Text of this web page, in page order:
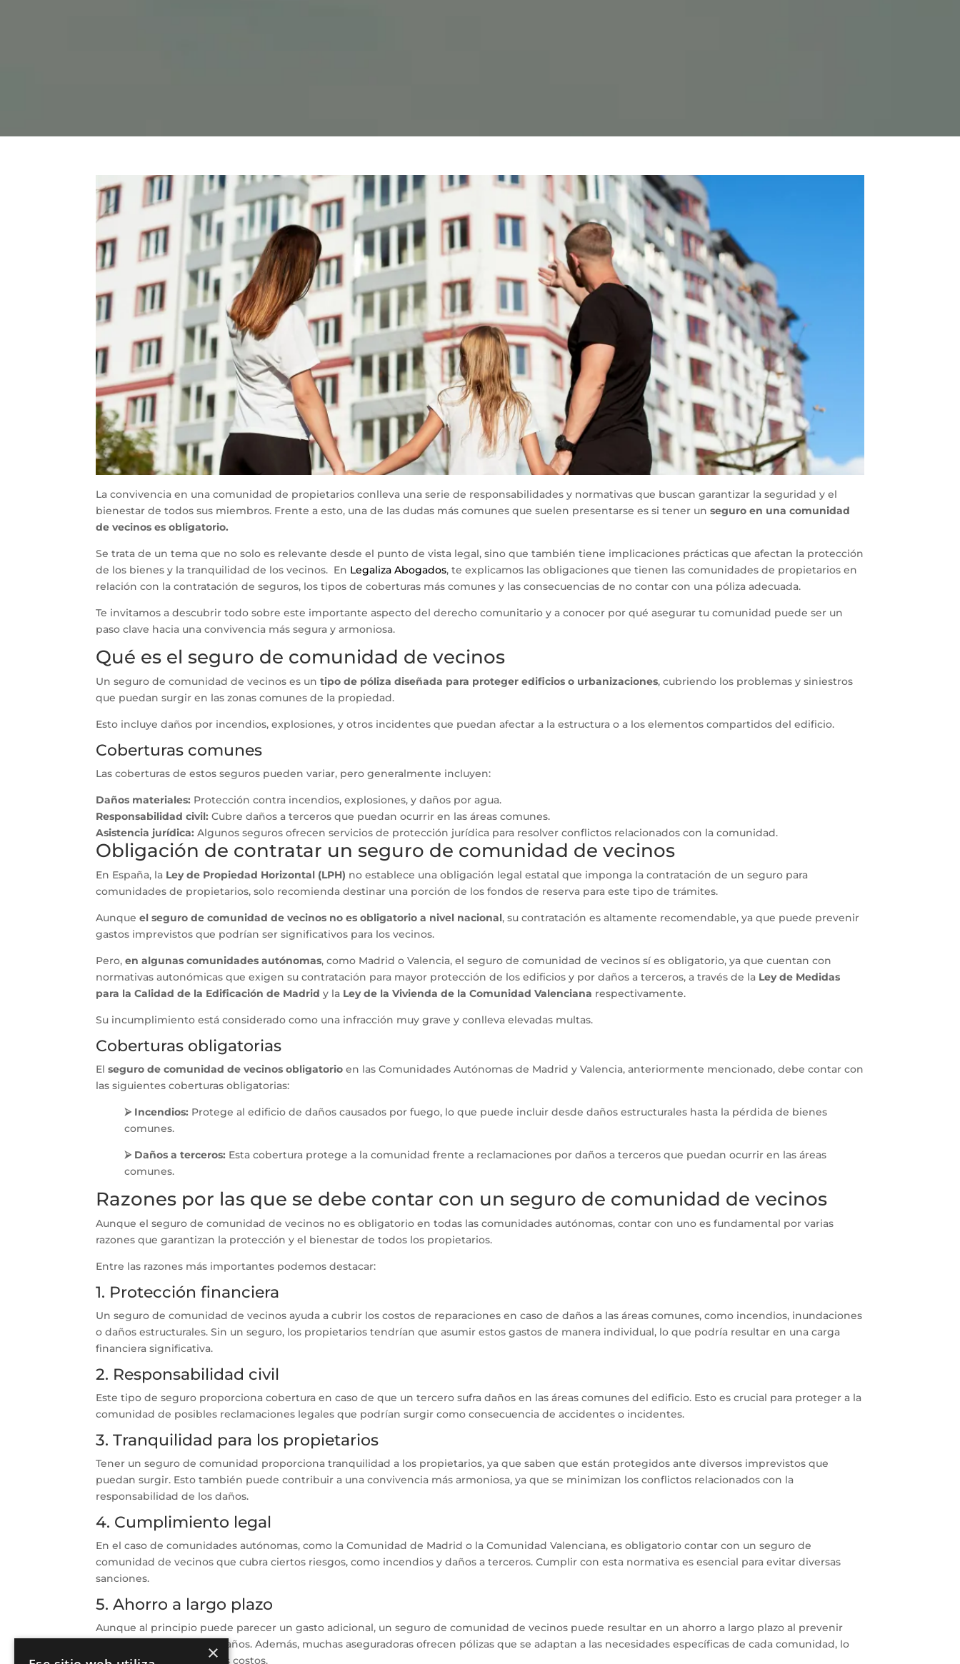
La convivencia en una comunidad de propietarios conlleva una serie de responsabilidades y normativas que buscan garantizar la seguridad y el
bienestar de todos sus miembros. Frente a esto, una de las dudas más comunes que suelen presentarse es si tener unseguro en una comunidad
de vecinos es obligatorio.
Se trata de un tema que no solo es relevante desde el punto de vista legal, sino que también tiene implicaciones prácticas que afectan la protección
de los bienes y la tranquilidad de los vecinos. En Legaliza Abogados, te explicamos las obligaciones que tienen las comunidades de propietarios en
relación con la contratación de seguros, los tipos de coberturas más comunes y las consecuencias de no contar con una póliza adecuada.
Te invitamos a descubrir todo sobre este importante aspecto del derecho comunitario y a conocer por qué asegurar tu comunidad puede ser un
paso clave hacia una convivencia más segura y armoniosa.
Qué es el seguro de comunidad de vecinos
Un seguro de comunidad de vecinos es untipo de póliza diseñada para proteger edificios o urbanizaciones, cubriendo los problemas y siniestros
que puedan surgir en las zonas comunes de la propiedad.
Esto incluye daños por incendios, explosiones, y otros incidentes que puedan afectar a la estructura o a los elementos compartidos del edificio.
Coberturas comunes
Las coberturas de estos seguros pueden variar, pero generalmente incluyen:
Daños materiales: Protección contra incendios, explosiones, y daños por agua.
Responsabilidad civil: Cubre daños a terceros que puedan ocurrir en las áreas comunes.
Asistencia jurídica: Algunos seguros ofrecen servicios de protección jurídica para resolver conflictos relacionados con la comunidad.
Obligación de contratar un seguro de comunidad de vecinos
En España, la Ley de Propiedad Horizontal (LPH) no establece una obligación legal estatal que imponga la contratación de un seguro para
comunidades de propietarios, solo recomienda destinar una porción de los fondos de reserva para este tipo de trámites.
Aunqueel seguro de comunidad de vecinos no es obligatorio a nivel nacional, su contratación es altamente recomendable, ya que puede prevenir
gastos imprevistos que podrían ser significativos para los vecinos.
Pero,en algunas comunidades autónomas, como Madrid o Valencia, el seguro de comunidad de vecinos sí es obligatorio, ya que cuentan con
normativas autonómicas que exigen su contratación para mayor protección de los edificios y por daños a terceros, a través de la Ley de Medidas
para la Calidad de la Edificación de Madrid y la Ley de la Vivienda de la Comunidad Valenciana respectivamente.
Su incumplimiento está considerado como una infracción muy grave y conlleva elevadas multas.
Coberturas obligatorias
El seguro de comunidad de vecinos obligatorio en las Comunidades Autónomas de Madrid y Valencia, anteriormente mencionado, debe contar con
las siguientes coberturas obligatorias:
⮚ Incendios: Protege al edificio de daños causados por fuego, lo que puede incluir desde daños estructurales hasta la pérdida de bienes
comunes.
⮚ Daños a terceros: Esta cobertura protege a la comunidad frente a reclamaciones por daños a terceros que puedan ocurrir en las áreas
comunes.
Razones por las que se debe contar con un seguro de comunidad de vecinos
Aunque el seguro de comunidad de vecinos no es obligatorio en todas las comunidades autónomas, contar con uno es fundamental por varias
razones que garantizan la protección y el bienestar de todos los propietarios.
Entre las razones más importantes podemos destacar:
1. Protección financiera
Un seguro de comunidad de vecinos ayuda a cubrir los costos de reparaciones en caso de daños a las áreas comunes, como incendios, inundaciones
o daños estructurales. Sin un seguro, los propietarios tendrían que asumir estos gastos de manera individual, lo que podría resultar en una carga
financiera significativa.
2. Responsabilidad civil
Este tipo de seguro proporciona cobertura en caso de que un tercero sufra daños en las áreas comunes del edificio. Esto es crucial para proteger a la
comunidad de posibles reclamaciones legales que podrían surgir como consecuencia de accidentes o incidentes.
3. Tranquilidad para los propietarios
Tener un seguro de comunidad proporciona tranquilidad a los propietarios, ya que saben que están protegidos ante diversos imprevistos que
puedan surgir. Esto también puede contribuir a una convivencia más armoniosa, ya que se minimizan los conflictos relacionados con la
responsabilidad de los daños.
4. Cumplimiento legal
En el caso de comunidades autónomas, como la Comunidad de Madrid o la Comunidad Valenciana, es obligatorio contar con un seguro de
comunidad de vecinos que cubra ciertos riesgos, como incendios y daños a terceros. Cumplir con esta normativa es esencial para evitar diversas
sanciones.
5. Ahorro a largo plazo
Aunque al principio puede parecer un gasto adicional, un seguro de comunidad de vecinos puede resultar en un ahorro a largo plazo al prevenir
gastos inesperados por daños. Además, muchas aseguradoras ofrecen pólizas que se adaptan a las necesidades específicas de cada comunidad, lo
que permite optimizar los costos.
×